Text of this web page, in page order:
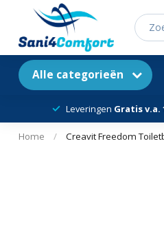
Alle categorieën
Leveringen Gratis v.a.
Home / Creavit Freedom